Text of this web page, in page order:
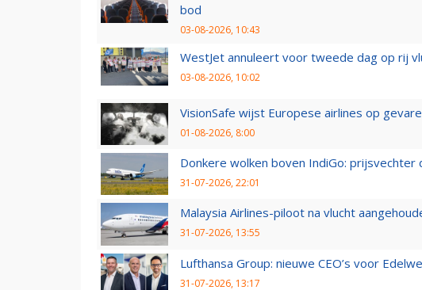
bod
03-08-2026, 10:43
WestJet annuleert voor tweede dag op rij
03-08-2026, 10:02
VisionSafe wijst Europese airlines op
01-08-2026, 8:00
Donkere wolken boven IndiGo:
31-07-2026, 22:01
Malaysia Airlines-piloot na vlucht
31-07-2026, 13:55
Lufthansa Group: nieuwe CEO’s voor
31-07-2026, 13:17